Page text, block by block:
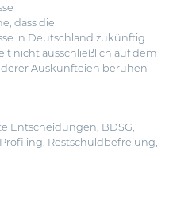
dass die
in Deutschland zukünftig
nicht ausschließlich auf dem
Auskunfteien beruhen
Entscheidungen, BDSG,
Profiling, Restschuldbefreiung,